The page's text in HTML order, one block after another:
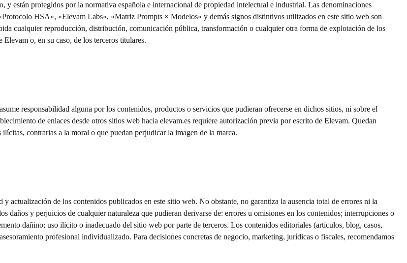
están protegidos por la normativa española e internacional de propiedad intelectual e industrial. Las denominaciones
HSA», «Elevam Labs», «Matriz Prompts × Modelos» y demás signos distintivos utilizados en este sitio web son
cualquier reproducción, distribución, comunicación pública, transformación o cualquier otra forma de explotación de los
o, en su caso, de los terceros titulares.
responsabilidad alguna por los contenidos, productos o servicios que pudieran ofrecerse en dichos sitios, ni sobre el
de enlaces desde otros sitios web hacia elevam.es requiere autorización previa por escrito de Elevam. Quedan
contrarias a la moral o que puedan perjudicar la imagen de la marca.
actualización de los contenidos publicados en este sitio web. No obstante, no garantiza la ausencia total de errores ni la
daños y perjuicios de cualquier naturaleza que pudieran derivarse de: errores u omisiones en los contenidos; interrupciones o
dañino; uso ilícito o inadecuado del sitio web por parte de terceros. Los contenidos editoriales (artículos, blog, casos,
profesional individualizado. Para decisiones concretas de negocio, marketing, jurídicas o fiscales, recomendamos